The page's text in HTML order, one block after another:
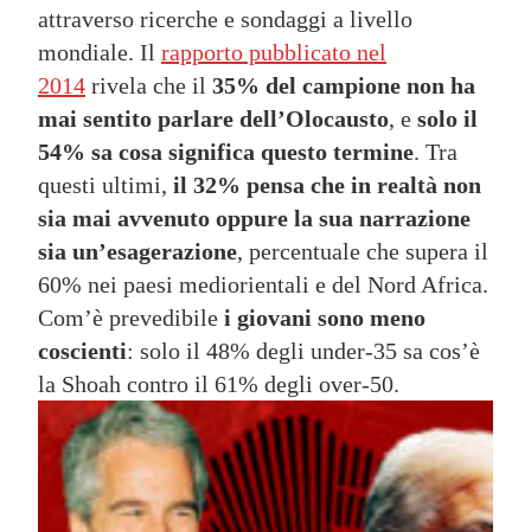
attraverso ricerche e sondaggi a livello
mondiale. Il rapporto pubblicato nel
2014 rivela che il 35% del campione non ha
mai sentito parlare dell’Olocausto, e solo il
54% sa cosa significa questo termine. Tra
questi ultimi, il 32% pensa che in realtà non
sia mai avvenuto oppure la sua narrazione
sia un’esagerazione, percentuale che supera il
60% nei paesi mediorientali e del Nord Africa.
Com’è prevedibile i giovani sono meno
coscienti: solo il 48% degli under-35 sa cos’è
la Shoah contro il 61% degli over-50.